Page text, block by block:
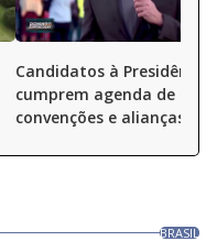
Candidatos à Presidência
cumprem agenda de
convenções e alianças
BRASIL